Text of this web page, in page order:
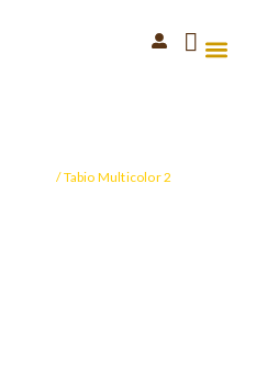
/ Tabio Multicolor 2